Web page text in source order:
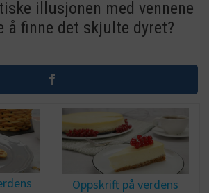
illusjonen med vennene
å finne det skjulte dyret?
Oppskrift på verdens